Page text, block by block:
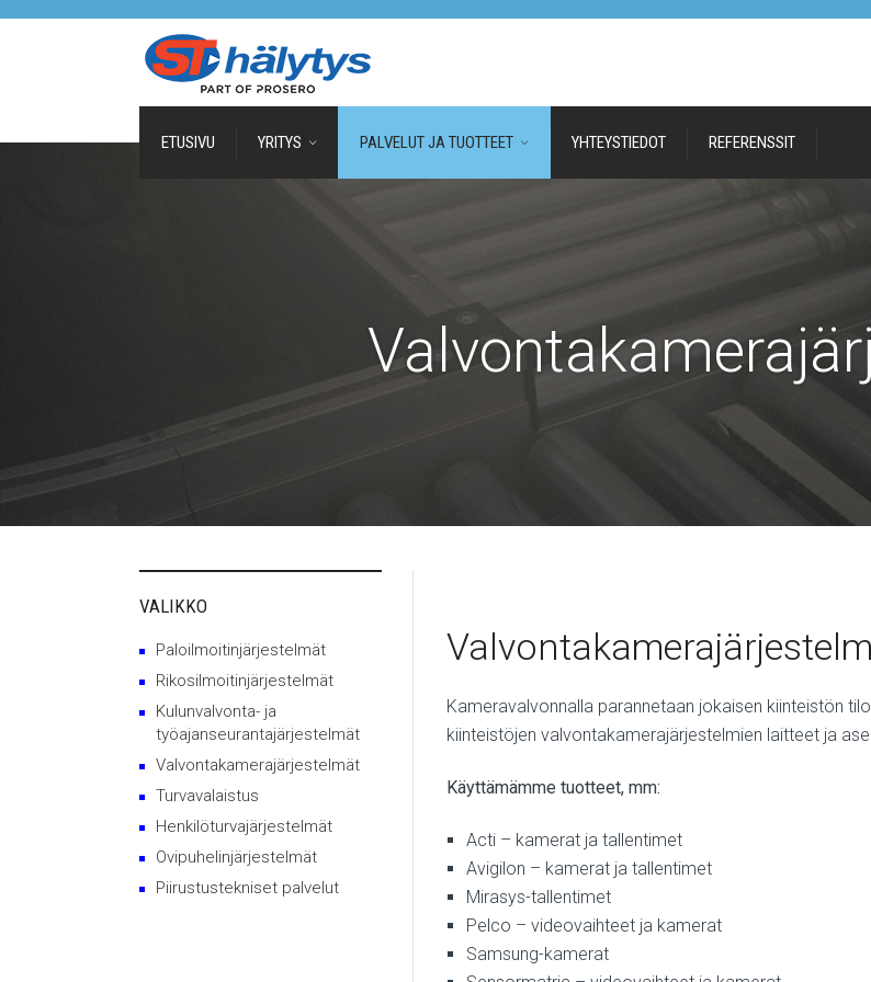
ETUSIVU YRITYS PALVELUT JA TUOTTEET YHTEYSTIEDOT REFERENSSIT
Kameravalvonnalla parannetaan jokaisen kiinteistön
kiinteistöjen valvontakamerajärjestelmien laitteet ja
Käyttämämme tuotteet, mm:
Acti – kamerat ja tallentimet
Avigilon – kamerat ja tallentimet
Mirasys-tallentimet
Pelco – videovaihteet ja kamerat
Samsung-kamerat
VALIKKO
Paloilmoitinjärjestelmät
Rikosilmoitinjärjestelmät
Kulunvalvonta- ja
työajanseurantajärjestelmät
Valvontakamerajärjestelmät
Turvavalaistus
Henkilöturvajärjestelmät
Ovipuhelinjärjestelmät
Piirustustekniset palvelut